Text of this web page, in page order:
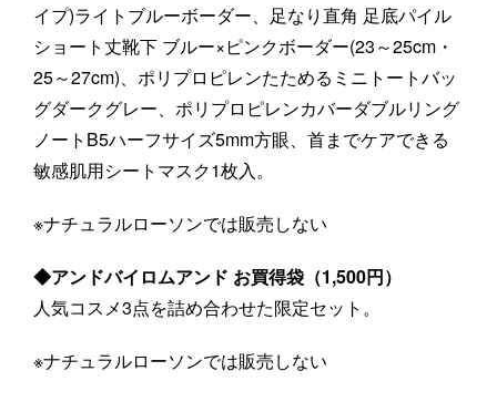
イプ)ライトブルーボーダー、足なり直角 足底パイル
ショート丈靴下 ブルー×ピンクボーダー(23～25cm・
25～27cm)、ポリプロピレンたためるミニトートバッ
グダークグレー、ポリプロピレンカバーダブルリング
ノートB5ハーフサイズ5mm方眼、首までケアできる
敏感肌用シートマスク1枚入。
※ナチュラルローソンでは販売しない
◆アンドバイロムアンド お買得袋（1,500円）
人気コスメ3点を詰め合わせた限定セット。
※ナチュラルローソンでは販売しない